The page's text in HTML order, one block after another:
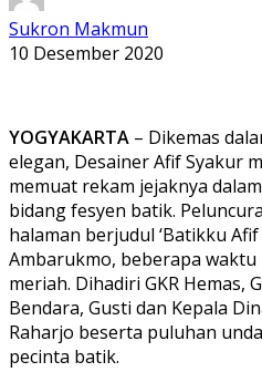
Sukron Makmun
10 Desember 2020
YOGYAKARTA – Dikemas
elegan, Desainer Afif Syakur
memuat rekam jejaknya
bidang fesyen batik.
halaman berjudul ‘Batikku Afif
Ambarukmo, beberapa
meriah. Dihadiri GKR Hemas,
Bendara, Gusti dan Kepala
Raharjo beserta puluhan
pecinta batik.